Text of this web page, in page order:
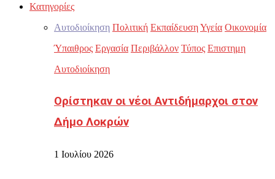
Κατηγορίες
Αυτοδιοίκηση Πολιτική ΕκπαίδευσηΥγεία Οικονομία
Ύπαιθρος Εργασία Περιβάλλον Τύπος Επιστημη
Αυτοδιοίκηση
Ορίστηκαν οι νέοι Αντιδήμαρχοι στον
Δήμο Λοκρών
1 Ιουλίου 2026